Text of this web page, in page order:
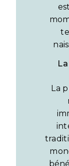
La